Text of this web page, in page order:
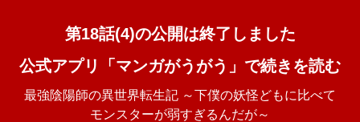
第18話(4)の公開は終了しました
公式アプリ「マンガがうがう」で続きを読む
最強陰陽師の異世界転生記 ～下僕の妖怪どもに比べて
モンスターが弱すぎるんだが～